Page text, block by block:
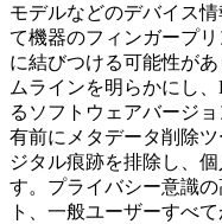
モデルなどのデバイス
て機器のフィンガープ
に結びつける可能性が
ムラインを明らかにし
るソフトウェアバージ
有前にメタデータ削除
ジタル痕跡を排除し、
す。プライバシー意識
ト、一般ユーザーすべ